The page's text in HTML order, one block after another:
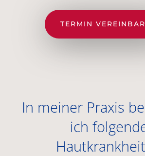
TERMIN
In meiner Praxis
ich